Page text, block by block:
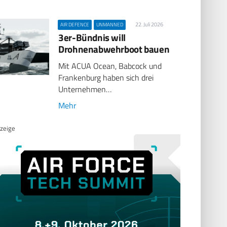
AIR DEFENCE UNMANNED 22. Juli 2026
3er-Bündnis will
Drohnenabwehrboot bauen
Mit ACUA Ocean, Babcock und
Frankenburg haben sich drei
Unternehmen…
Mehr